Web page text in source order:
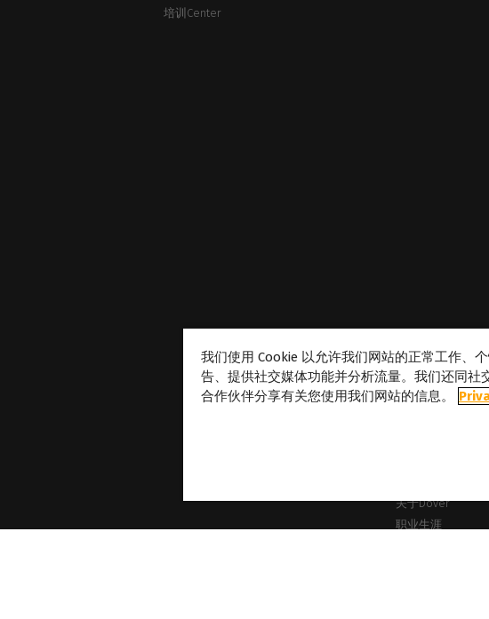
培训Center
关于Dover
职业生涯
我们使用 Cookie 以允许我们网站的正常工作、
告、提供社交媒体功能并分析流量。我们还同社
合作伙伴分享有关您使用我们网站的信息。